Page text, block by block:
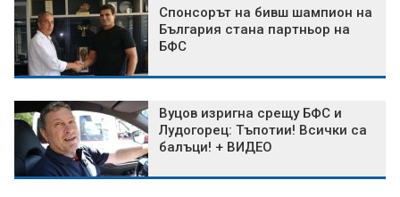
Спонсорът на бивш шампион на
България стана партньор на
БФС
Вуцов изригна срещу БФС и
Лудогорец: Тъпотии! Всички са
балъци! + ВИДЕО